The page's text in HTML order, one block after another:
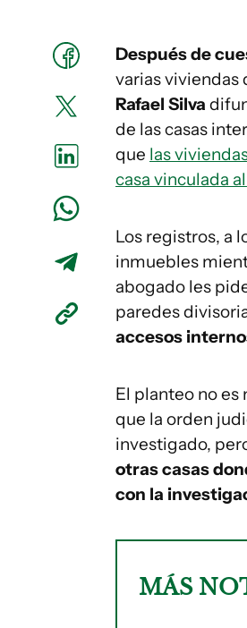
Después de
varias viviendas
Rafael Silva
de las casas
que las
casa vinculada
Los registros, a
inmuebles
abogado les
paredes
accesos
El planteo no es
que la orden
investigado,
otras casas
con la
MÁS